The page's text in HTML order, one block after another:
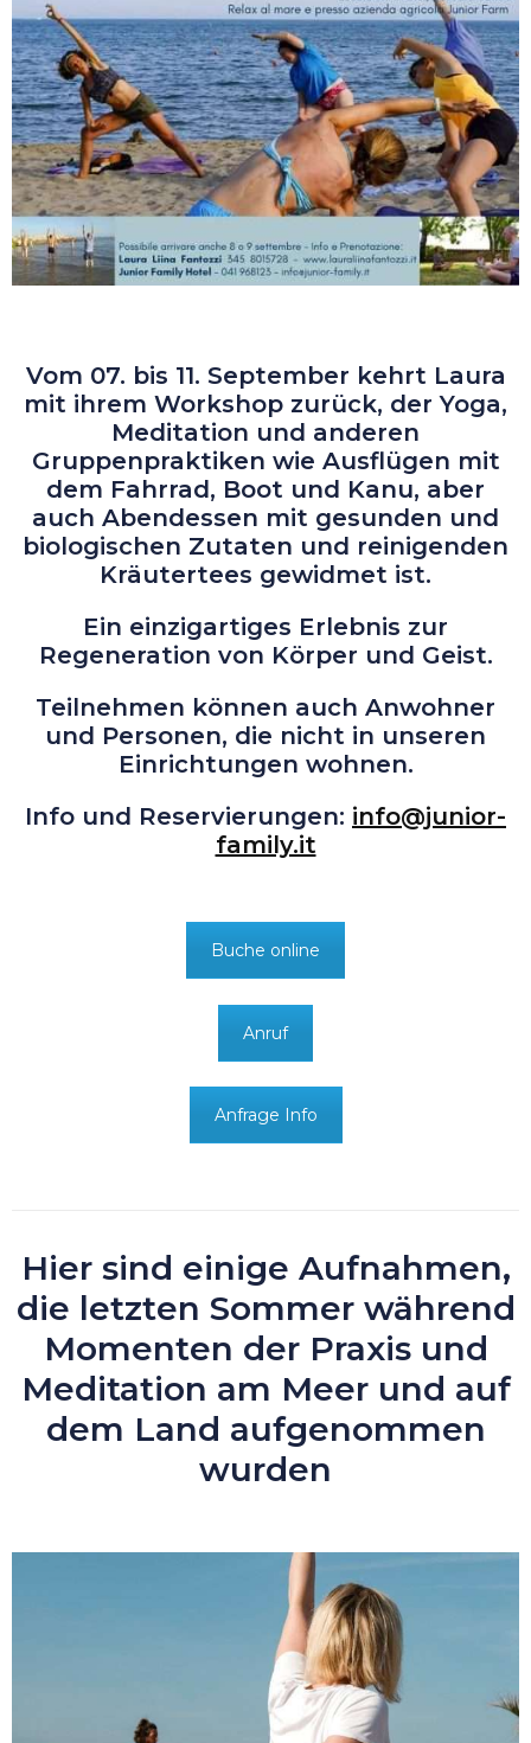
Vom 07. bis 11. September kehrt Laura
mit ihrem Workshop zurück, der Yoga,
Meditation und anderen
Gruppenpraktiken wie Ausflügen mit
dem Fahrrad, Boot und Kanu, aber
auch Abendessen mit gesunden und
biologischen Zutaten und reinigenden
Kräutertees gewidmet ist.
Ein einzigartiges Erlebnis zur
Regeneration von Körper und Geist.
Teilnehmen können auch Anwohner
und Personen, die nicht in unseren
Einrichtungen wohnen.
Info und Reservierungen: info@junior-
family.it
Buche online
Anruf
Anfrage Info
Hier sind einige Aufnahmen,
die letzten Sommer während
Momenten der Praxis und
Meditation am Meer und auf
dem Land aufgenommen
wurden